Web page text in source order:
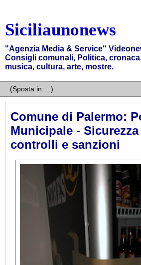
Siciliaunonews
"Agenzia Media & Service"
Consigli comunali, Politica,
musica, cultura, arte, mostre.
Comune di Palermo:
Municipale -
controlli e sanzioni